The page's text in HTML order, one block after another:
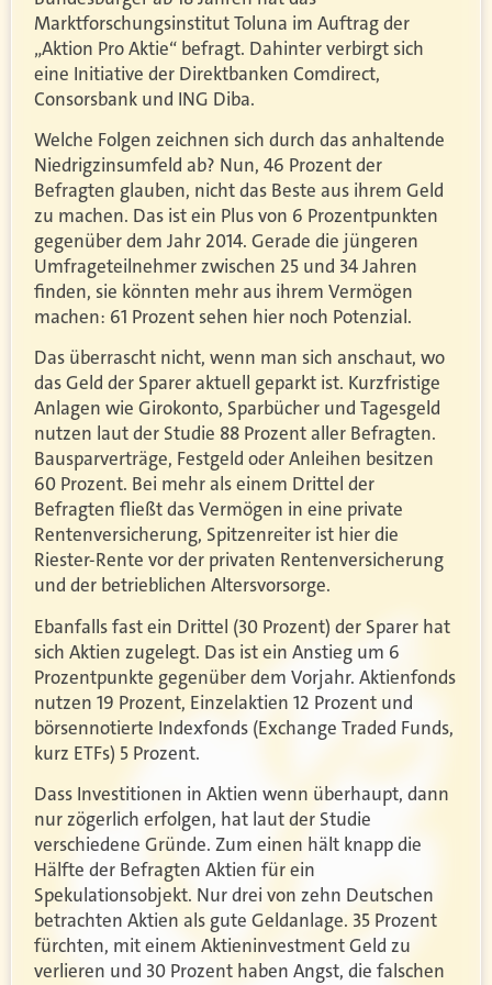
Marktforschungsinstitut Toluna im Auftrag der
„Aktion Pro Aktie“ befragt. Dahinter verbirgt sich
eine Initiative der Direktbanken Comdirect,
Consorsbank und ING Diba.
Welche Folgen zeichnen sich durch das anhaltende
Niedrigzinsumfeld ab? Nun, 46 Prozent der
Befragten glauben, nicht das Beste aus ihrem Geld
zu machen. Das ist ein Plus von 6 Prozentpunkten
gegenüber dem Jahr 2014. Gerade die jüngeren
Umfrageteilnehmer zwischen 25 und 34 Jahren
finden, sie könnten mehr aus ihrem Vermögen
machen: 61 Prozent sehen hier noch Potenzial.
Das überrascht nicht, wenn man sich anschaut, wo
das Geld der Sparer aktuell geparkt ist. Kurzfristige
Anlagen wie Girokonto, Sparbücher und Tagesgeld
nutzen laut der Studie 88 Prozent aller Befragten.
Bausparverträge, Festgeld oder Anleihen besitzen
60 Prozent. Bei mehr als einem Drittel der
Befragten fließt das Vermögen in eine private
Rentenversicherung, Spitzenreiter ist hier die
Riester-Rente vor der privaten Rentenversicherung
und der betrieblichen Altersvorsorge.
Ebanfalls fast ein Drittel (30 Prozent) der Sparer hat
sich Aktien zugelegt. Das ist ein Anstieg um 6
Prozentpunkte gegenüber dem Vorjahr. Aktienfonds
nutzen 19 Prozent, Einzelaktien 12 Prozent und
börsennotierte Indexfonds (Exchange Traded Funds,
kurz ETFs) 5 Prozent.
Dass Investitionen in Aktien wenn überhaupt, dann
nur zögerlich erfolgen, hat laut der Studie
verschiedene Gründe. Zum einen hält knapp die
Hälfte der Befragten Aktien für ein
Spekulationsobjekt. Nur drei von zehn Deutschen
betrachten Aktien als gute Geldanlage. 35 Prozent
fürchten, mit einem Aktieninvestment Geld zu
verlieren und 30 Prozent haben Angst, die falschen